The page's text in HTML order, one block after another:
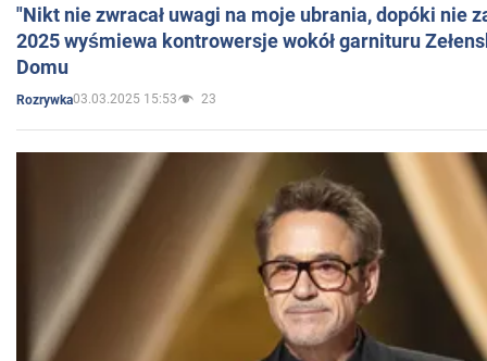
"Nikt nie zwracał uwagi na moje ubrania, dopóki nie
2025 wyśmiewa kontrowersje wokół garnituru
Domu
Rozrywka03.03.2025 15:53 23